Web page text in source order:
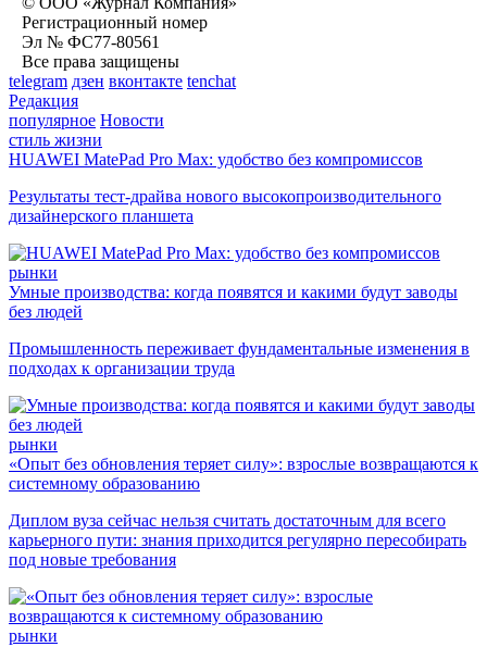
Регистрационный номер
Эл № ФС77-80561
Все права защищены
telegram дзен вконтакте tenchat
Редакция
популярное Новости
стиль жизни
HUAWEI MatePad Pro Max: удобство без компромиссов
Результаты тест-драйва нового высокопроизводительного
дизайнерского планшета
рынки
Умные производства: когда появятся и какими будут заводы
без людей
Промышленность переживает фундаментальные изменения в
подходах к организации труда
рынки
«Опыт без обновления теряет силу»: взрослые возвращаются к
системному образованию
Диплом вуза сейчас нельзя считать достаточным для всего
карьерного пути: знания приходится регулярно пересобирать
под новые требования
рынки